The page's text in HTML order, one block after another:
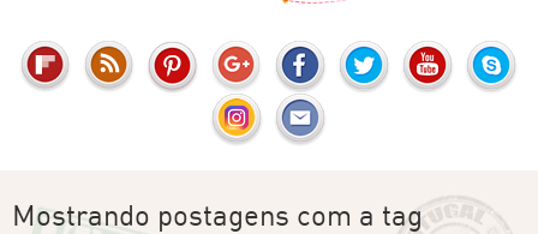
Mostrando postagens com a tag